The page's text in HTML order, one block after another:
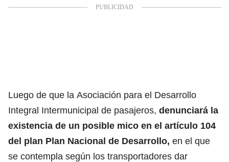
Luego de que la Asociación para el Desarrollo
Integral Intermunicipal de pasajeros, denunciará la
existencia de un posible mico en el artículo 104
del plan Plan Nacional de Desarrollo, en el que
se contempla según los transportadores dar